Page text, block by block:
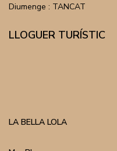
Diumenge : TANCAT
LLOGUER TURÍSTIC
LA BELLA LOLA